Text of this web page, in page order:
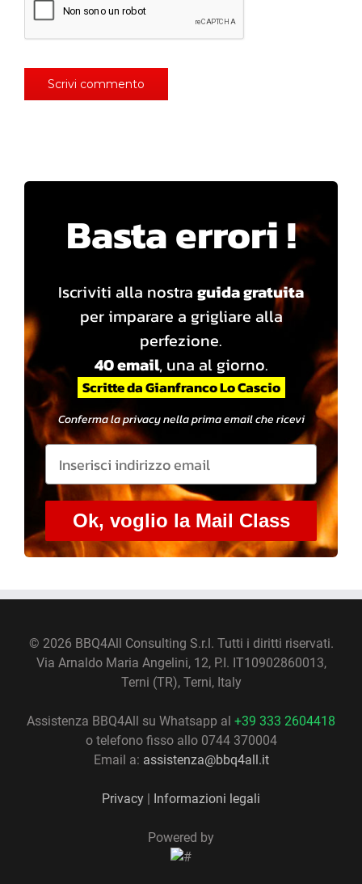
Basta errori !
Iscriviti alla nostra guida gratuita
per imparare a grigliare alla
perfezione.
40 email, una al giorno.
Scritte da Gianfranco Lo Cascio
Conferma la privacy nella prima email che ricevi
Ok, voglio la Mail Class
© 2026 BBQ4All Consulting S.r.l. Tutti i diritti riservati.
Via Arnaldo Maria Angelini, 12, P.I. IT10902860013,
Terni (TR), Terni, Italy
Assistenza BBQ4All su Whatsapp al +39 333 2604418
o telefono fisso allo 0744 370004
Email a: assistenza@bbq4all.it
Privacy Informazioni legali
Powered by